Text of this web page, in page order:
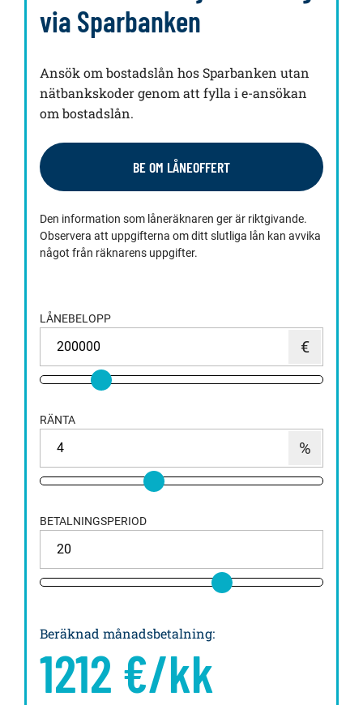
via Sparbanken
Ansök om bostadslån hos Sparbanken utan
nätbankskoder genom att fylla i e-ansökan
om bostadslån.
BE OM LÅNEOFFERT
Den information som låneräknaren ger är riktgivande.
Observera att uppgifterna om ditt slutliga lån kan avvika
något från räknarens uppgifter.
LÅNEBELOPP
RÄNTA
BETALNINGSPERIOD
Beräknad månadsbetalning:
1212 €/kk